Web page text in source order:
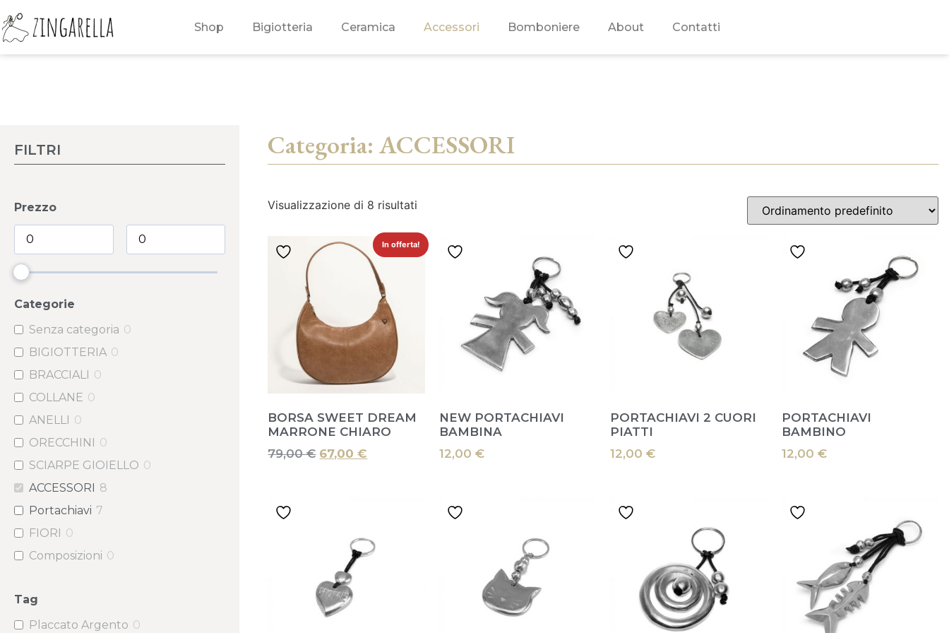
Shop Bigiotteria Ceramica Accessori Bomboniere About Contatti
FILTRI
Prezzo
Categorie
Senza categoria 0
BIGIOTTERIA 0
BRACCIALI 0
COLLANE 0
ANELLI 0
ORECCHINI 0
SCIARPE GIOIELLO 0
ACCESSORI 8
Portachiavi 7
FIORI 0
Composizioni 0
Classici
Fiori 0
Tag
Placcato Argento 0
Categoria: ACCESSORI
Visualizzazione di 8 risultati
In offerta!
BORSA SWEET DREAM
MARRONE CHIARO
79,00€ 67,00€
NEW PORTACHIAVI
BAMBINA
12,00 €
PORTACHIAVI 2 CUORI
PIATTI
12,00€
PORTACHIAVI
BAMBINO
12,00 €